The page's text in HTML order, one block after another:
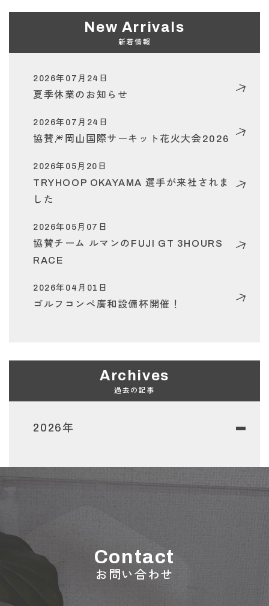
New Arrivals
新着情報
2026年07月24日
夏季休業のお知らせ
2026年07月24日
協賛🎆岡山国際サーキット花火大会2026
2026年05月20日
TRYHOOP OKAYAMA 選手が来社されま
した
2026年05月07日
協賛チーム ルマンのFUJI GT 3HOURS
RACE
2026年04月01日
ゴルフコンペ廣和設備杯開催！
Archives
過去の記事
2026年
Contact
お問い合わせ